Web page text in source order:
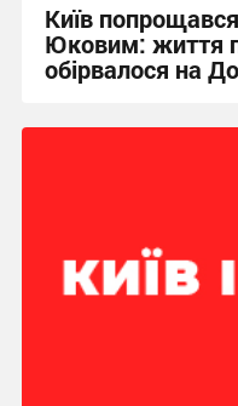
Київ
Юковим: життя
обірвалося на